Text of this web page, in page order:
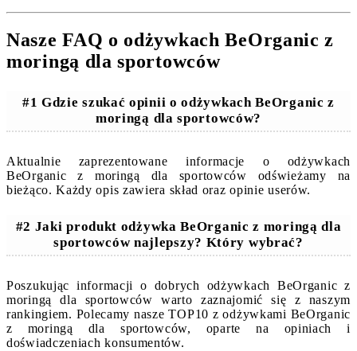
Nasze FAQ o odżywkach BeOrganic z
moringą dla sportowców
#1 Gdzie szukać opinii o odżywkach BeOrganic z
moringą dla sportowców?
Aktualnie zaprezentowane informacje o odżywkach
BeOrganic z moringą dla sportowców odświeżamy na
bieżąco. Każdy opis zawiera skład oraz opinie userów.
#2 Jaki produkt odżywka BeOrganic z moringą dla
sportowców najlepszy? Który wybrać?
Poszukując informacji o dobrych odżywkach BeOrganic z
moringą dla sportowców warto zaznajomić się z naszym
rankingiem. Polecamy nasze TOP10 z odżywkami BeOrganic
z moringą dla sportowców, oparte na opiniach i
doświadczeniach konsumentów.